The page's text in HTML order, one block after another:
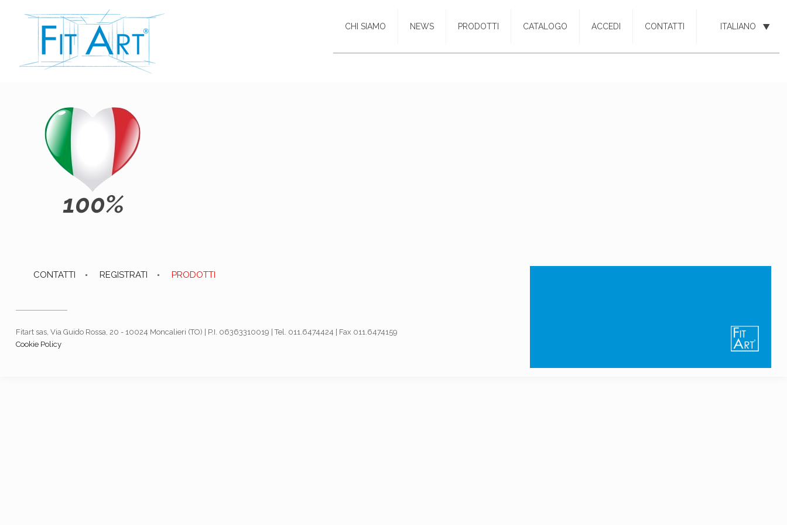
CHI SIAMO NEWS PRODOTTI CATALOGO ACCEDI CONTATTI ITALIANO
CONTATTI REGISTRATI PRODOTTI
Fitart sas, Via Guido Rossa, 20 - 10024 Moncalieri (TO) | P.I. 06363310019 | Tel. 011.6474424 | Fax 011.6474159
Cookie Policy